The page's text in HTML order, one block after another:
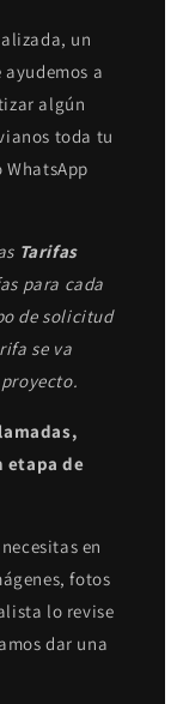
un
a
algún
toda tu
Tarifas
para cada
de solicitud
se va
etapa de
en
fotos
lo revise
dar una